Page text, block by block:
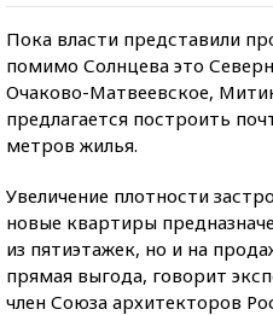
Пока власти представили
помимо Солнцева это
Очаково-Матвеевское,
предлагается построить
метров жилья.
Увеличение плотности
новые квартиры
из пятиэтажек, но и на
прямая выгода, говорит
член Союза архитекторов